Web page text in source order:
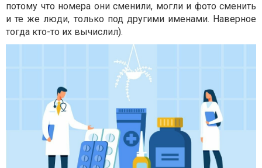
потому что номера они сменили, могли и фото сменить
и те же люди, только под другими именами. Наверное
тогда кто-то их вычислил).